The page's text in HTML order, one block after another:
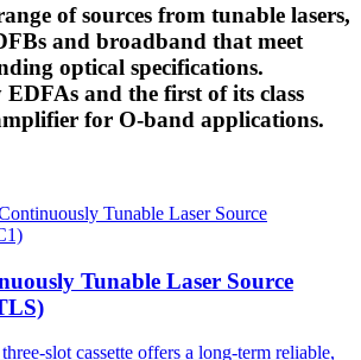
of sources from tunable lasers,
and broadband that meet
optical specifications.
and the first of its class
for O-band applications.
Tunable Laser Source
slot cassette offers a long-term reliable,